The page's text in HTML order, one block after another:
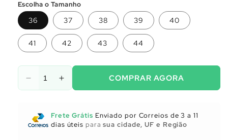
Escolha o Tamanho
36 37 38 39 40
41 42 43 44
Diminuir
a
de
Utensílios
Aumentar
a
de
Utensílios
COMPRAR AGORA
Frete Grátis Enviado por Correios de 3 a 11
dias úteis parasua cidade, UF e Região